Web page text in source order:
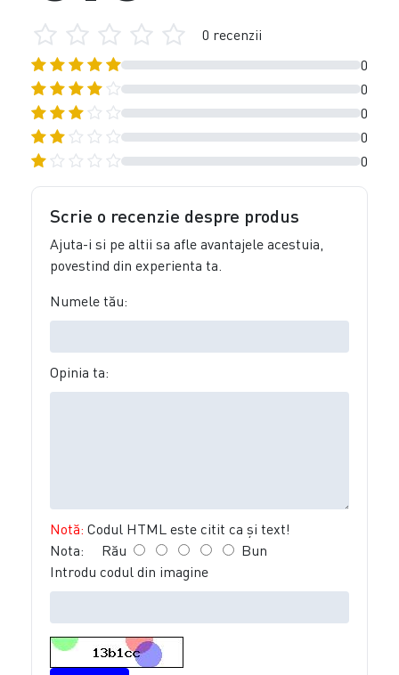
0
0
0
0
0
0 recenzii
Scrie o recenzie despre produs
Ajuta-i si pe altii sa afle avantajele acestuia,
povestind din experienta ta.
Numele tău:
Opinia ta:
Notă: Codul HTML este citit ca şi text!
Nota: Rău
Bun
Introdu codul din imagine